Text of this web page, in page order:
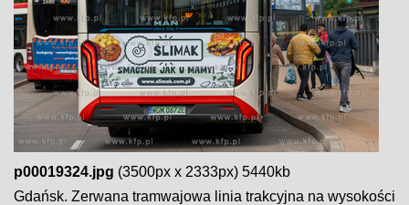
p00019324.jpg (3500px x 2333px) 5440kb
Gdańsk. Zerwana tramwajowa linia trakcyjna na wysokości